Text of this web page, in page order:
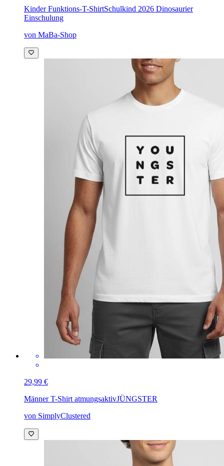
Kinder Funktions-T-ShirtSchulkind 2026 Dinosaurier
Einschulung
von MaBa-Shop
29,99 €
Männer T-Shirt atmungsaktivJÜNGSTER
von SimplyClustered